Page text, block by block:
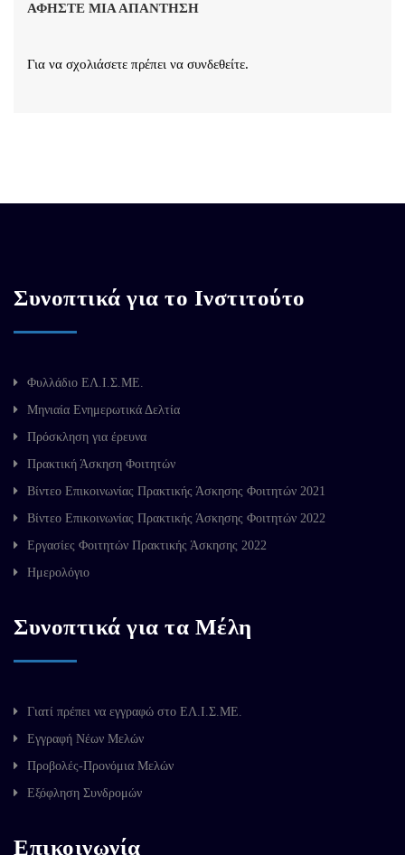
ΑΦΉΣΤΕ ΜΙΑ ΑΠΆΝΤΗΣΗ
Για να σχολιάσετε πρέπει να συνδεθείτε.
Συνοπτικά για το Ινστιτούτο
Φυλλάδιο ΕΛ.Ι.Σ.ΜΕ.
Μηνιαία Ενημερωτικά Δελτία
Πρόσκληση για έρευνα
Πρακτική Άσκηση Φοιτητών
Βίντεο Επικοινωνίας Πρακτικής Άσκησης Φοιτητών 2021
Βίντεο Επικοινωνίας Πρακτικής Άσκησης Φοιτητών 2022
Εργασίες Φοιτητών Πρακτικής Άσκησης 2022
Ημερολόγιο
Συνοπτικά για τα Μέλη
Γιατί πρέπει να εγγραφώ στο ΕΛ.Ι.Σ.ΜΕ.
Εγγραφή Νέων Μελών
Προβολές-Προνόμια Μελών
Εξόφληση Συνδρομών
Επικοινωνία